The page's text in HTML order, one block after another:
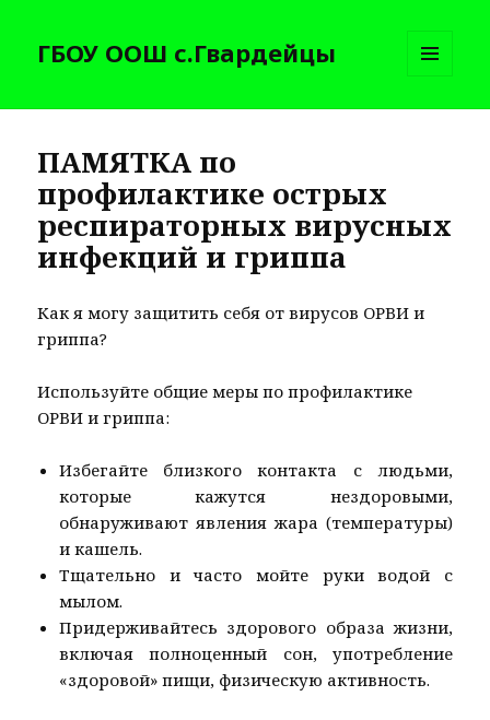
ГБОУ ООШ с.Гвардейцы
И
ПАМЯТКА по
профилактике острых
респираторных вирусных
инфекций и гриппа
Как я могу защитить себя от вирусов ОРВИ и
гриппа?
Используйте общие меры по профилактике
ОРВИ и гриппа:
Избегайте близкого контакта с людьми,
которые кажутся нездоровыми,
обнаруживают явления жара (температуры)
и кашель.
Тщательно и часто мойте руки водой с
мылом.
Придерживайтесь здорового образа жизни,
включая полноценный сон, употребление
«здоровой» пищи, физическую активность.